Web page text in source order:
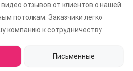
отзывов от клиентов о нашей
потолкам. Заказчики легко
компанию к сотрудничеству.
Письменные